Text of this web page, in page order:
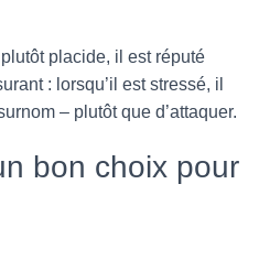
placide, il est réputé
: lorsqu’il est stressé, il
– plutôt que d’attaquer.
bon choix pour